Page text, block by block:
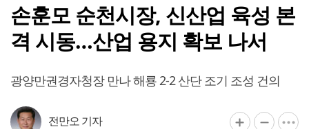
손훈모 순천시장, 신산업 육성 본
격 시동…산업 용지 확보 나서
광양만권경자청장 만나 해룡 2-2 산단 조기 조성 건의
전만오 기자